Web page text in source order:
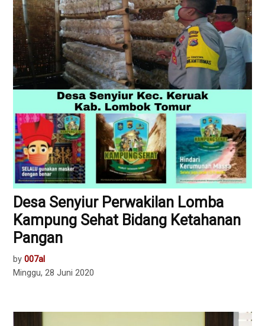
Desa Senyiur Perwakilan Lomba
Kampung Sehat Bidang Ketahanan
Pangan
by 007al
Minggu, 28 Juni 2020